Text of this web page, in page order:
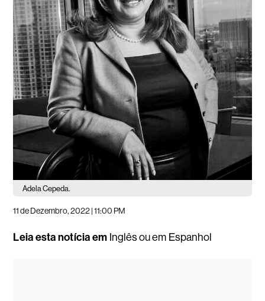
Adela Cepeda.
11 de Dezembro, 2022 | 11:00 PM
Leia esta notícia em Inglêsou em Espanhol